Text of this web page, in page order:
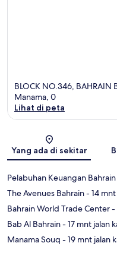
BLOCK NO.346, BAHRAIN
Manama, 0
Lihat di peta
Yang ada di sekitar
Pelabuhan Keuangan Bahrain
The Avenues Bahrain- 14
Bahrain World Trade Center-
Bab Al Bahrain- 17 mnt jalan
Manama Souq - 19 mnt jalan